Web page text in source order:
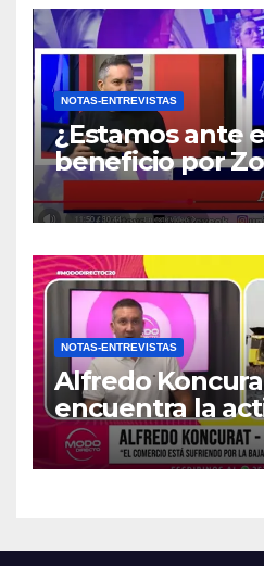
NOTAS-ENTREVISTAS
¿Estamos ante
beneficio por
NOTAS-ENTREVISTAS
Alfredo
encuentra la
económica del